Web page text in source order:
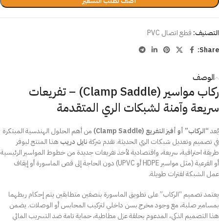
التصنيف: قطع اتصال PVC
Share:
الوصف
ركاب مواسير (Clamp Saddle) – تفريعات
سريعة وآمنة لشبكات الري المتقدمة
يُعد“الركاب” أو أفيز التفريع (Clamp Saddle)
من أهم الحلول الهندسية المبتكرة
في تصميم وتعديل شبكات الري الحديثة. تقدم شركةنايل دريب هذا المنتج ليوفر
طريقة احترافية، سريعة، واقتصادية لأخذ تفريعات جديدة من خطوط المواسير الرئيسية
أو الفرعية (مثل مواسير HDPE أو UPVC) دون الحاجة إلى قص الماسورة أو إيقاف
عمل الشبكة لفترات طويلة.
يعتمد تصميم “الركاب” على تطويق الماسورة بنصفين متطابقين يتم إحكام ربطهما
بمسامير صلبة، مع وجود مخرج بسن داخلي لتركيب المحابس أو الوصلات. يضمن
هذا التصميم الذكي، المدعوم بحلقة عزل مطاطية، حماية تامة ضد التسريب المائي